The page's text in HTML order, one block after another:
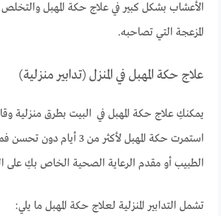
الأعشاب بشكل كبير في علاج حكة المهبل
المزعجة التي تصاحبه.
علاج حكة المهبل في المنزل (تدابير منزلية)
يمكنكِ علاج حكة المهبل في البيت بطرق منزلية
استمرت حكة المهبل لأكثر من 3
الطبيب أو مقدم الرعاية الصحية الخاص بكِ على
تشمل التدابير المنزلية لعلاج حكة المهبل ما يلي: